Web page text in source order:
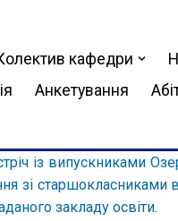
кафедри
Анкетування
із випускниками
зі старшокласниками
закладу освіти.